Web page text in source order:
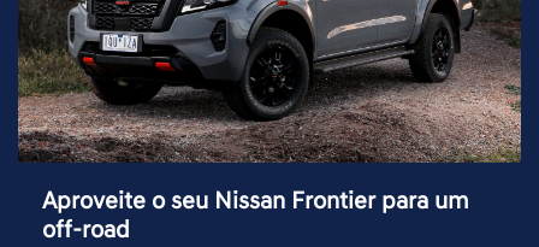
Aproveite o seu Nissan Frontier para um
off-road